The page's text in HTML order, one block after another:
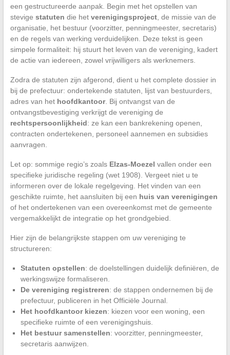
een gestructureerde aanpak. Begin met het opstellen van
stevige statuten die het verenigingsproject, de missie van de
organisatie, het bestuur (voorzitter, penningmeester, secretaris)
en de regels van werking verduidelijken. Deze tekst is geen
simpele formaliteit: hij stuurt het leven van de vereniging, kadert
de actie van iedereen, zowel vrijwilligers als werknemers.
Zodra de statuten zijn afgerond, dient u het complete dossier in
bij de prefectuur: ondertekende statuten, lijst van bestuurders,
adres van het hoofdkantoor. Bij ontvangst van de
ontvangstbevestiging verkrijgt de vereniging de
rechtspersoonlijkheid: ze kan een bankrekening openen,
contracten ondertekenen, personeel aannemen en subsidies
aanvragen.
Let op: sommige regio’s zoals Elzas-Moezel vallen onder een
specifieke juridische regeling (wet 1908). Vergeet niet u te
informeren over de lokale regelgeving. Het vinden van een
geschikte ruimte, het aansluiten bij een huis van verenigingen
of het ondertekenen van een overeenkomst met de gemeente
vergemakkelijkt de integratie op het grondgebied.
Hier zijn de belangrijkste stappen om uw vereniging te
structureren:
Statuten opstellen: de doelstellingen duidelijk definiëren, de
werkingswijze formaliseren.
De vereniging registreren: de stappen ondernemen bij de
prefectuur, publiceren in het Officiële Journal.
Het hoofdkantoor kiezen: kiezen voor een woning, een
specifieke ruimte of een verenigingshuis.
Het bestuur samenstellen: voorzitter, penningmeester,
secretaris aanwijzen.